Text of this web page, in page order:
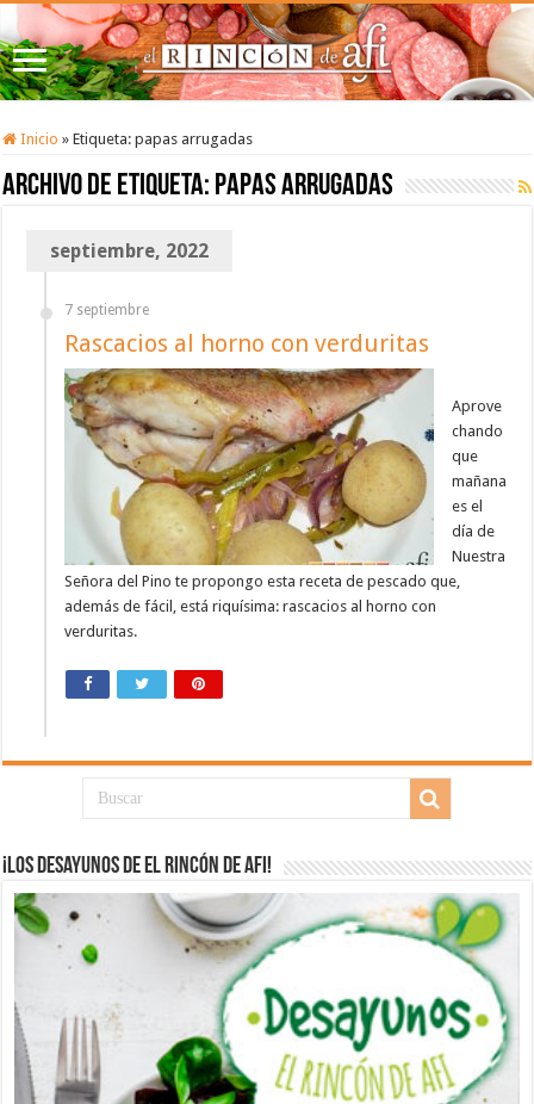
Inicio » Etiqueta:papas arrugadas
Archivo de etiqueta: papas arrugadas
septiembre, 2022
7 septiembre
Rascacios al horno con verduritas
Aprove
chando
que
mañana
es el
día de
Nuestra
Señora del Pino te propongo esta receta de pescado que,
además de fácil, está riquísima: rascacios al horno con
verduritas.
¡Los desayunos de El Rincón de Afi!